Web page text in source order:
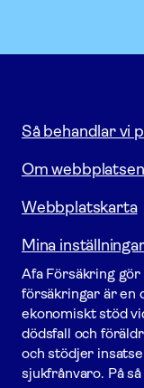
Så behandlar vi
Om webbplatsen
Webbplatskarta
Mina
Afa För­säkring
försäk­ringar är en
ekonomiskt stöd
dödsfall och
och stödjer
sjukfrånvaro. På